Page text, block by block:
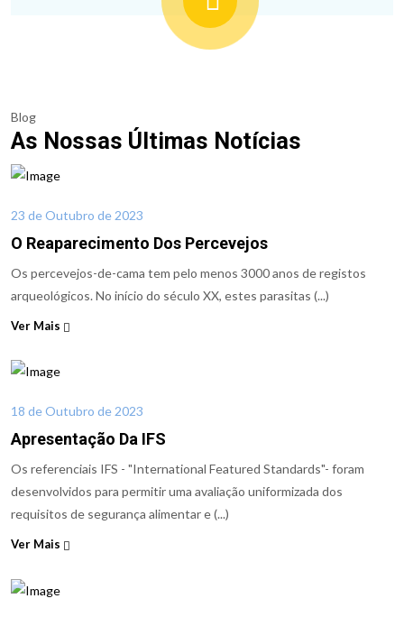
Blog
As Nossas Últimas Notícias
23 de Outubro de 2023
O Reaparecimento Dos Percevejos
Os percevejos-de-cama tem pelo menos 3000 anos de registos
arqueológicos. No início do século XX, estes parasitas (...)
Ver Mais
18 de Outubro de 2023
Apresentação Da IFS
Os referenciais IFS - "International Featured Standards"- foram
desenvolvidos para permitir uma avaliação uniformizada dos
requisitos de segurança alimentar e (...)
Ver Mais